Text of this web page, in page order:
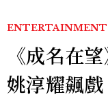
ENTERTAINMENT
《成名在
姚淳耀飆